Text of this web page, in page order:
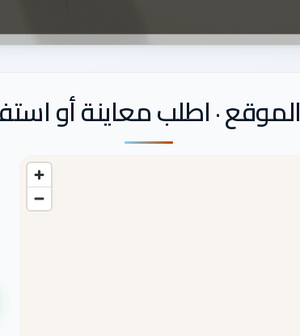
الموقع · اطلب معاينة أو